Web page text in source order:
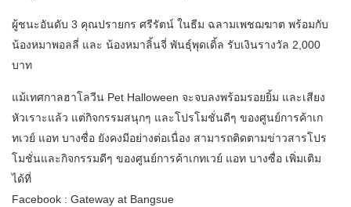
ผู้ชนะอันดับ 3 คุณปรายกร ศรีรัตน์ ในธีม ฉลามเพชฌฆาต พร้อมกับ
น้องหมาพอลลี่ และ น้องหมาลิ้นจี่ พันธุ์พุดเดิ้ล รับเงินรางวัล 2,000
บาท
แม้เทศกาลฮาโลวีน Pet Halloween จะจบลงพร้อมรอยยิ้ม และเสียง
หัวเราะแล้ว แต่กิจกรรมสนุกๆ และโปรโมชั่นดีๆ ของศูนย์การค้าเก
ทเวย์ แอท บางซื่อ ยังคงมีอย่างต่อเนื่อง สามารถติดตามข่าวสารโปร
โมชั่นและกิจกรรมดีๆ ของศูนย์การค้าเกทเวย์ แอท บางซื่อ เพิ่มเติม
ได้ที่
Facebook : Gateway at Bangsue